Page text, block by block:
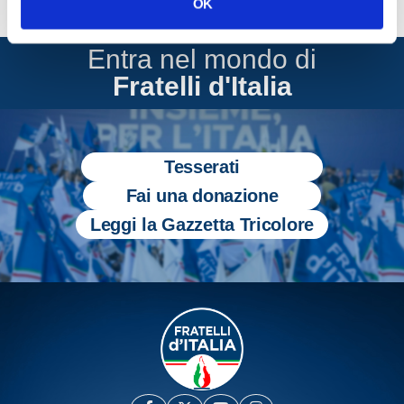
OK
Entra nel mondo di
Fratelli d'Italia
Tesserati
Fai una donazione
Leggi la Gazzetta Tricolore